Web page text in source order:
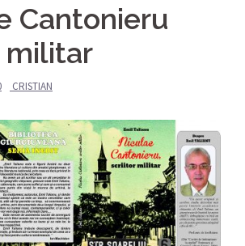
Cantonieru
militar
CRISTIAN